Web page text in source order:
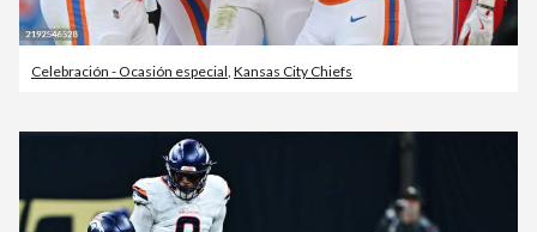
Celebración - Ocasión especial, Kansas City Chiefs